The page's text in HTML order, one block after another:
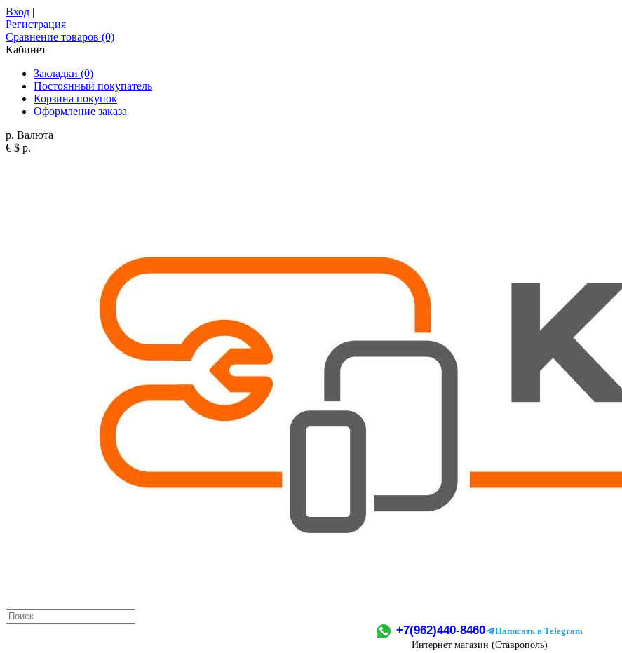
Вход |
Регистрация
Сравнение товаров (0)
Кабинет
Закладки (0)
Постоянный покупатель
Корзина покупок
Оформление заказа
р. Валюта
€ $ р.
+7(962)440-8460
Написать в Telegram
Интернет магазин (Ставрополь)